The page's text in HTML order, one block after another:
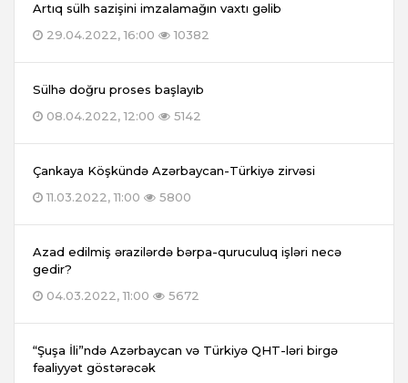
Artıq sülh sazişini imzalamağın vaxtı gəlib
29.04.2022, 16:00
10382
Sülhə doğru proses başlayıb
08.04.2022, 12:00
5142
Çankaya Köşkündə Azərbaycan-Türkiyə zirvəsi
11.03.2022, 11:00
5800
Azad edilmiş ərazilərdə bərpa-quruculuq işləri necə
gedir?
04.03.2022, 11:00
5672
“Şuşa İli”ndə Azərbaycan və Türkiyə QHT-ləri birgə
fəaliyyət göstərəcək